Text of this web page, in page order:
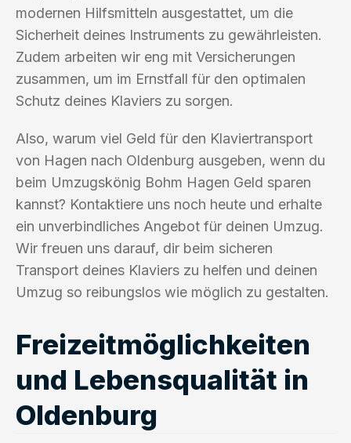
modernen Hilfsmitteln ausgestattet, um die
Sicherheit deines Instruments zu gewährleisten.
Zudem arbeiten wir eng mit Versicherungen
zusammen, um im Ernstfall für den optimalen
Schutz deines Klaviers zu sorgen.
Also, warum viel Geld für den Klaviertransport
von Hagen nach Oldenburg ausgeben, wenn du
beim Umzugskönig Bohm Hagen Geld sparen
kannst? Kontaktiere uns noch heute und erhalte
ein unverbindliches Angebot für deinen Umzug.
Wir freuen uns darauf, dir beim sicheren
Transport deines Klaviers zu helfen und deinen
Umzug so reibungslos wie möglich zu gestalten.
Freizeitmöglichkeiten
und Lebensqualität in
Oldenburg